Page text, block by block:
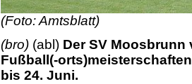
(Foto: Amtsblatt)
(bro) (abl) Der SV Moosbrunn
Fußball(-
bis 24. Juni.